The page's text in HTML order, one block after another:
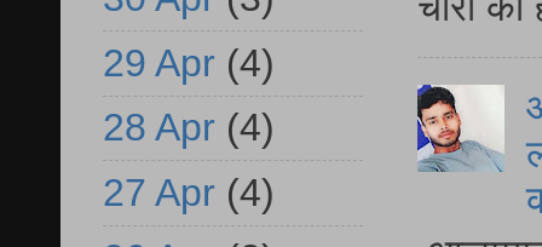
29 Apr (4)
28 Apr (4)
27 Apr (4)